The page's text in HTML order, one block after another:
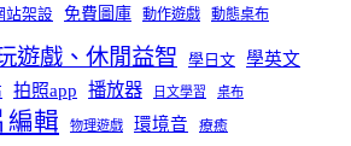
站架設 免費圖庫 動作遊戲 動態桌布
遊戲、休閒益智 學日文 學英文
拍照app 播放器 日文學習 桌布
編輯 物理遊戲 環境音 療癒